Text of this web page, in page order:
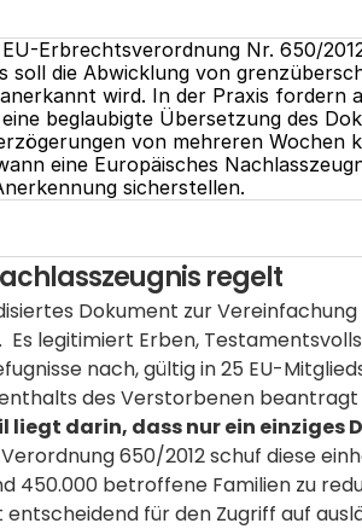
Erbrechtsverordnung Nr. 650/
soll die Abwicklung von
wird. In der Praxis fordern
beglaubigte Übersetzung des
von mehreren Wochen
eine Europäisches
sicherstellen.
regelt
Dokument zur
Es legitimiert Erben,
nach, gültig in 25 EU-
des Verstorbenen
liegt darin, dass nur ein einziges
650/2012 schuf diese
450.000 betroffene Familien zu
für den Zugriff auf